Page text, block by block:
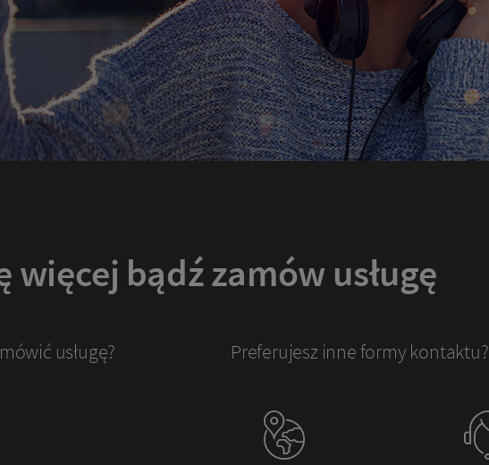
więcej bądź zamów usługę
usługę? Preferujesz inne formy kontaktu?